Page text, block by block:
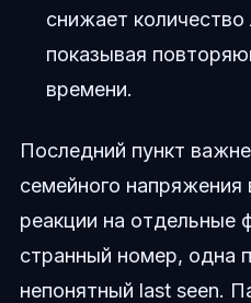
снижает
показывая
времени.
Последний пункт
семейного напряжения
реакции на отдельные
странный номер, одна
непонятный last seen.